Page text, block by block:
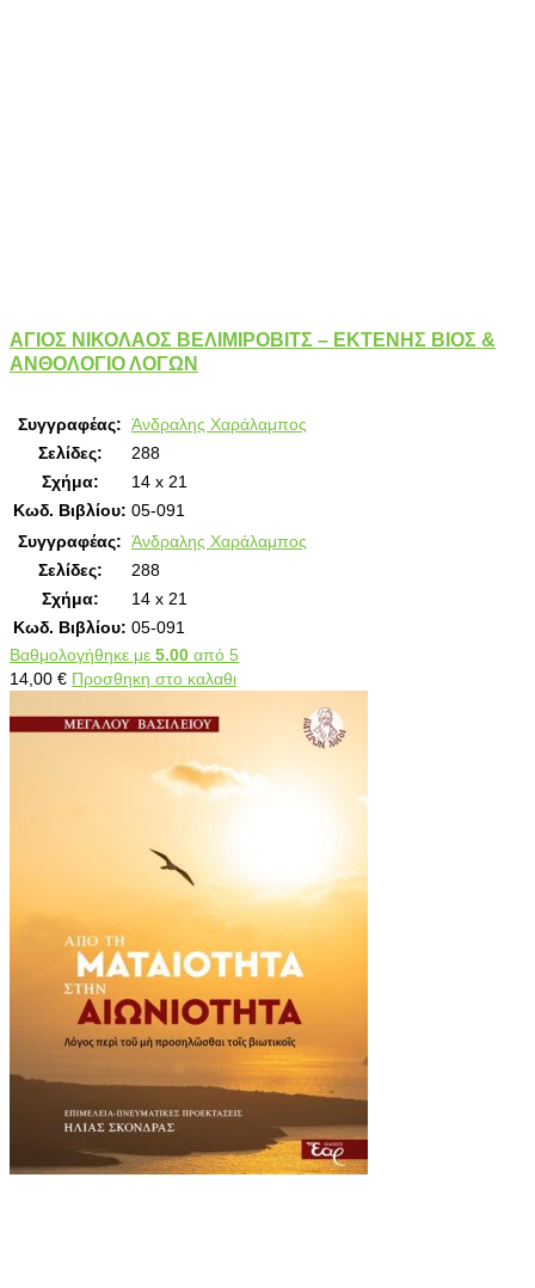
ΑΓΙΟΣ ΝΙΚΟΛΑΟΣ ΒΕΛΙΜΙΡΟΒΙΤΣ – ΕΚΤΕΝΗΣ ΒΙΟΣ &
ΑΝΘΟΛΟΓΙΟ ΛΟΓΩΝ
Συγγραφέας: Άνδραλης Χαράλαμπος
Σελίδες:
288
Σχήμα:
14 x 21
Κωδ. Βιβλίου: 05-091
Συγγραφέας: Άνδραλης Χαράλαμπος
Σελίδες:
288
Σχήμα:
14 x 21
Κωδ. Βιβλίου: 05-091
Βαθμολογήθηκε με 5.00 από 5
14,00 € Προσθηκη στο καλαθι